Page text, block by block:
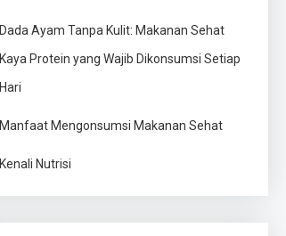
Dada Ayam Tanpa Kulit: Makanan Sehat
Kaya Protein yang Wajib Dikonsumsi Setiap
Hari
Manfaat Mengonsumsi Makanan Sehat
Kenali Nutrisi